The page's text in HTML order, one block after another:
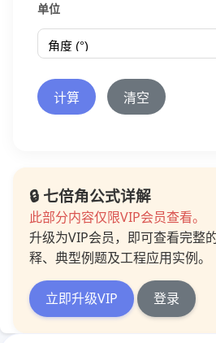
单位
计算 清空
🔒 七倍角公式详解
此部分内容仅限VIP会员查看。
升级为VIP会员，即可查看完整
释、典型例题及工程应用实例。
立即升级VIP 登录